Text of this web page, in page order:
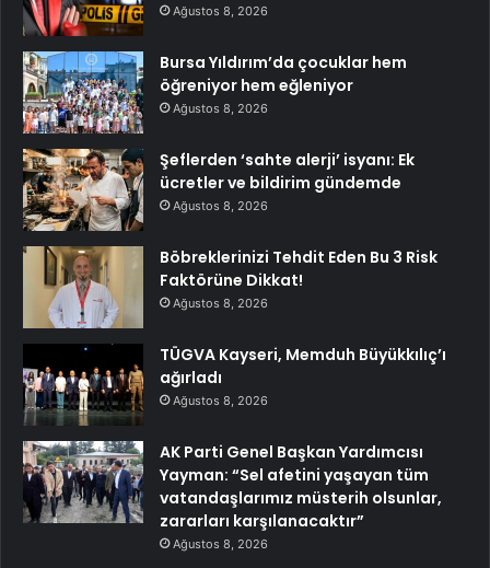
Ağustos 8, 2026
Bursa Yıldırım’da çocuklar hem
öğreniyor hem eğleniyor
Ağustos 8, 2026
Şeflerden ‘sahte alerji’ isyanı: Ek
ücretler ve bildirim gündemde
Ağustos 8, 2026
Böbreklerinizi Tehdit Eden Bu 3 Risk
Faktörüne Dikkat!
Ağustos 8, 2026
TÜGVA Kayseri, Memduh Büyükkılıç’ı
ağırladı
Ağustos 8, 2026
AK Parti Genel Başkan Yardımcısı
Yayman: “Sel afetini yaşayan tüm
vatandaşlarımız müsterih olsunlar,
zararları karşılanacaktır”
Ağustos 8, 2026